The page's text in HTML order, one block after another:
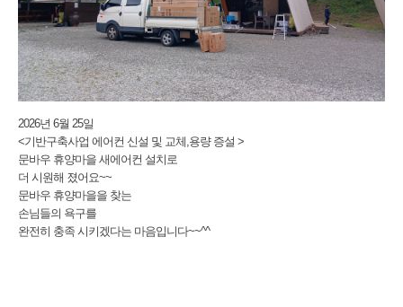
2026년 6월 25일
<기반구축사업 에어컨 신설 및 교체,용량 증설 >
문바우 휴양마을 새에어컨 설치로
더 시원해 졌어요~~
문바우 휴양마을을 찾는
손님들의 욕구를
완전히 충족 시키겠다는 마음입니다~~^^